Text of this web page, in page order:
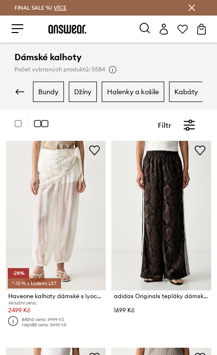
FINAL SALE %! VÍCE
Dámské kalhoty
Počet vybraných produktů: 5584
bundy džíny halenky a košile kabáty
Filtr
-28%
*-10 % s kódem: LST
Haveone kalhoty dámské s lyocellem
Aktuální cena:
2499 Kč
Běžná cena:3499 Kč
Nejnižší cena:3499 Kč
adidas Originals tepláky dámské Satin Snake
1699 Kč